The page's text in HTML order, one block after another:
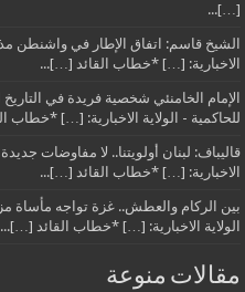
[…]...
الشيخ قاسم: اتفاق الإطار في واشنطن
الاخبارية: […] *خطاب القائد […]...
الإمام الخامنئي شخصية فريدة في
للحاكمية - الولاية الاخبارية: […] *خطاب
قاليباف: لبنان أولويتنا.. لا مفاوضات
الاخبارية: […] *خطاب القائد […]...
بين الركام والعطش.. غزة تواجه مأساة
الولاية الاخبارية: […] *خطاب القائد […]...
مقالات منوعة